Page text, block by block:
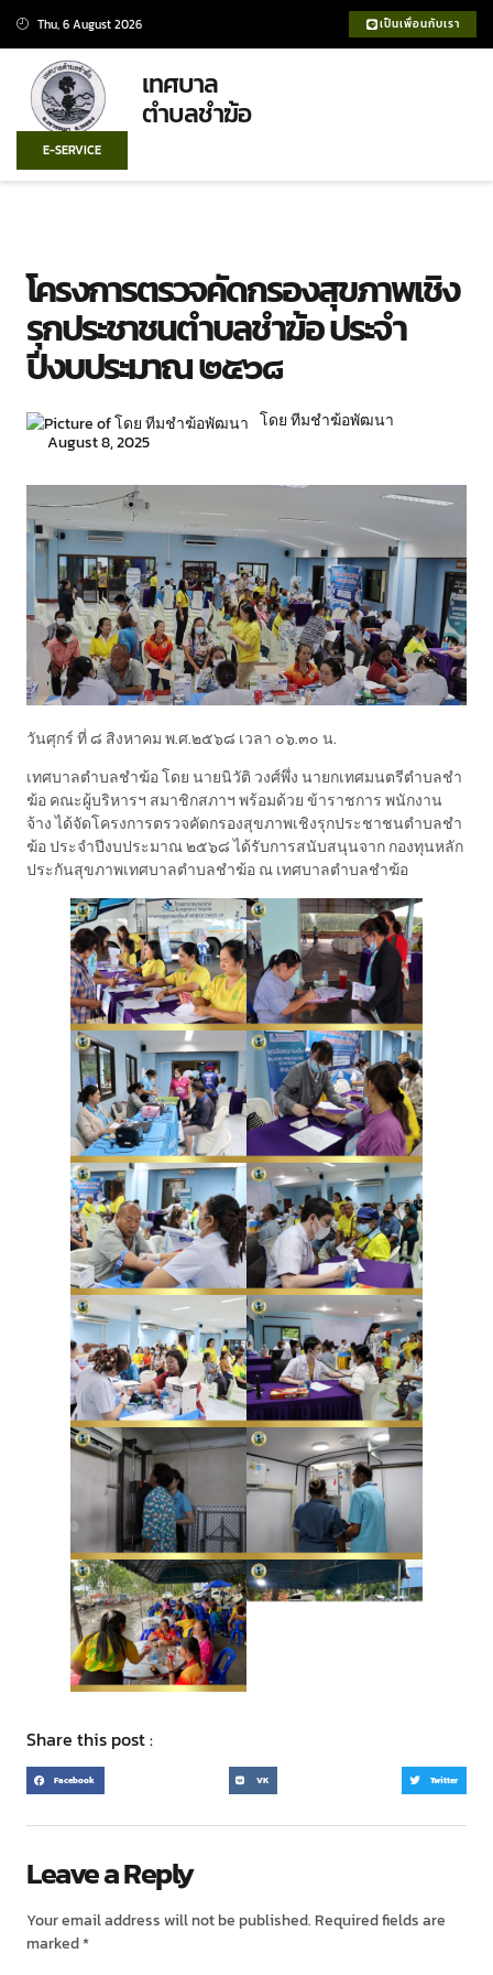
Thu, 6 August 2026 เป็นเพื่อนกับเรา
เทศบาล
ตำบลชำฆ้อ
E-SERVICE
โครงการตรวจคัดกรองสุขภาพเชิง
รุกประชาชนตำบลชำฆ้อ ประจำ
ปีงบประมาณ ๒๕๖๘
โดย ทีมชำฆ้อพัฒนา
August 8, 2025
วันศุกร์ ที่ ๘ สิงหาคม พ.ศ.๒๕๖๘ เวลา ๐๖.๓๐ น.
เทศบาลตำบลชำฆ้อ โดย นายนิวัติ วงศ์พึ่ง นายกเทศมนตรีตำบลชำ
ฆ้อ คณะผู้บริหารฯ สมาชิกสภาฯ พร้อมด้วย ข้าราชการ พนักงาน
จ้าง ได้จัดโครงการตรวจคัดกรองสุขภาพเชิงรุกประชาชนตำบลชำ
ฆ้อ ประจำปีงบประมาณ ๒๕๖๘ ได้รับการสนับสนุนจาก กองทุนหลัก
ประกันสุขภาพเทศบาลตำบลชำฆ้อ ณ เทศบาลตำบลชำฆ้อ
Share this post :
Facebook VK Twitter
Leave a Reply
Your email address will not be published. Required fields are
marked*